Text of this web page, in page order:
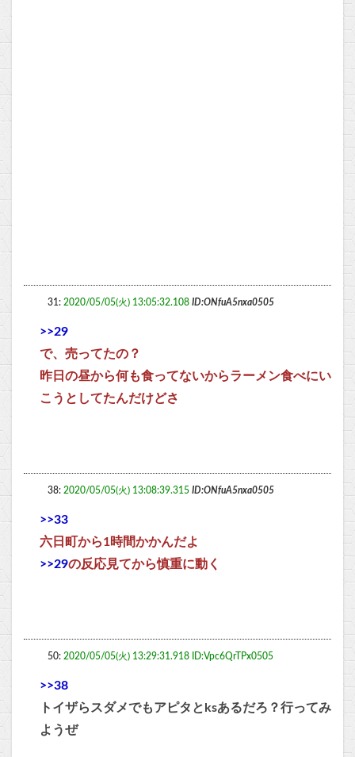
31: 2020/05/05(火) 13:05:32.108 ID:ONfuA5nxa0505
>>29
で、売ってたの？
昨日の昼から何も食ってないからラーメン食べにい
こうとしてたんだけどさ
38: 2020/05/05(火) 13:08:39.315 ID:ONfuA5nxa0505
>>33
六日町から1時間かかんだよ
>>29の反応見てから慎重に動く
50: 2020/05/05(火) 13:29:31.918 ID:Vpc6QrTPx0505
>>38
トイザらスダメでもアピタとksあるだろ？行ってみ
ようぜ